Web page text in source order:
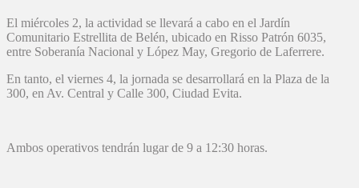
El miércoles 2, la actividad se llevará a cabo en el Jardín
Comunitario Estrellita de Belén, ubicado en Risso Patrón 6035,
entre Soberanía Nacional y López May, Gregorio de Laferrere.
En tanto, el viernes 4, la jornada se desarrollará en la Plaza de la
300, en Av. Central y Calle 300, Ciudad Evita.
Ambos operativos tendrán lugar de 9 a 12:30 horas.